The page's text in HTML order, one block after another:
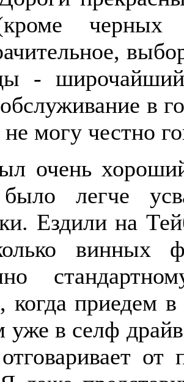
черных
-
в
могу честно
очень
легче
Ездили на
когда приедем
уже в селф